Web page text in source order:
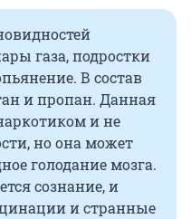
газа, подростки
В состав
и пропан. Данная
и не
но она может
голодание мозга.
сознание, и
и странные